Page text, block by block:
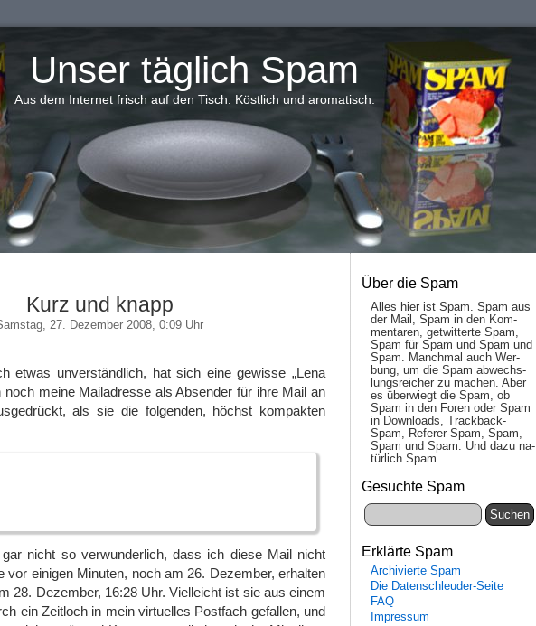
Unser täglich Spam
Aus dem Internet frisch auf den Tisch. Köstlich und aromatisch.
Kurz und knapp
27. Dezember 2008, 0:09 Uhr
etwas unverständlich, hat sich eine gewisse „Lena
noch meine Mailadresse als Absender für ihre Mail an
als sie die folgenden, höchst kompakten
nicht so verwunderlich, dass ich diese Mail nicht
vor einigen Minuten, noch am 26. Dezember, erhalten
28. Dezember, 16:28 Uhr. Vielleicht ist sie aus einem
ein Zeitloch in mein virtuelles Postfach gefallen, und
Über die Spam
Alles hier ist Spam. Spam aus
der Mail, Spam in den Kom­
men­taren, ge­twit­ter­te Spam,
Spam für Spam und Spam und
Spam. Manch­mal auch Wer­
bung, um die Spam ab­wechs­
lungs­reich­er zu mach­en. Aber
es über­wiegt die Spam, ob
Spam in den Fo­ren oder Spam
in Down­loads, Track­back-
Spam, Re­fe­rer-Spam, Spam,
Spam und Spam. Und da­zu na­
tür­lich Spam.
Gesuchte Spam
Erklärte Spam
Archivierte Spam
Die Datenschleuder-Seite
FAQ
Impressum